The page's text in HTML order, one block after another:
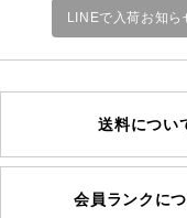
LINEで入荷お知ら
送料につい
会員ランクに